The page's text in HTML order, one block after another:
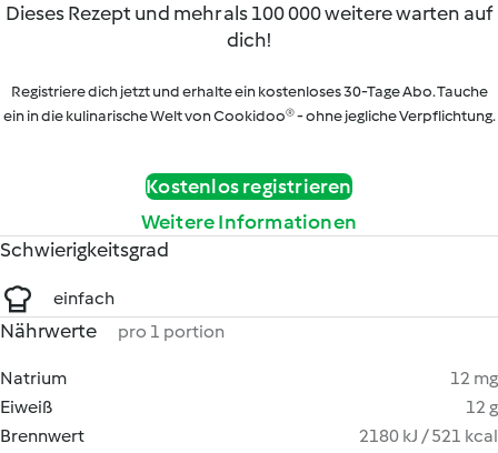
Dieses Rezept und mehr als 100 000 weitere warten auf
dich!
Registriere dich jetzt und erhalte ein kostenloses 30-Tage Abo. Tauche
ein in die kulinarische Welt von Cookidoo® - ohne jegliche Verpflichtung.
Kostenlos registrieren
Weitere Informationen
Schwierigkeitsgrad
einfach
Nährwerte pro 1 portion
Natrium
12 mg
Eiweiß
12 g
Brennwert
2180 kJ / 521 kcal